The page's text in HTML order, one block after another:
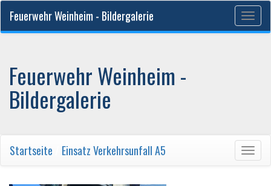
Feuerwehr Weinheim - Bildergalerie
Feuerwehr Weinheim -
Bildergalerie
Startseite Einsatz Verkehrsunfall A5